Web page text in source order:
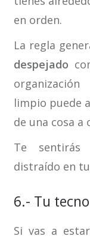
en orden.
La regla
despejado
limpio puede
de una cosa
Te sentirás
distraído en
6.- Tu
Si vas a